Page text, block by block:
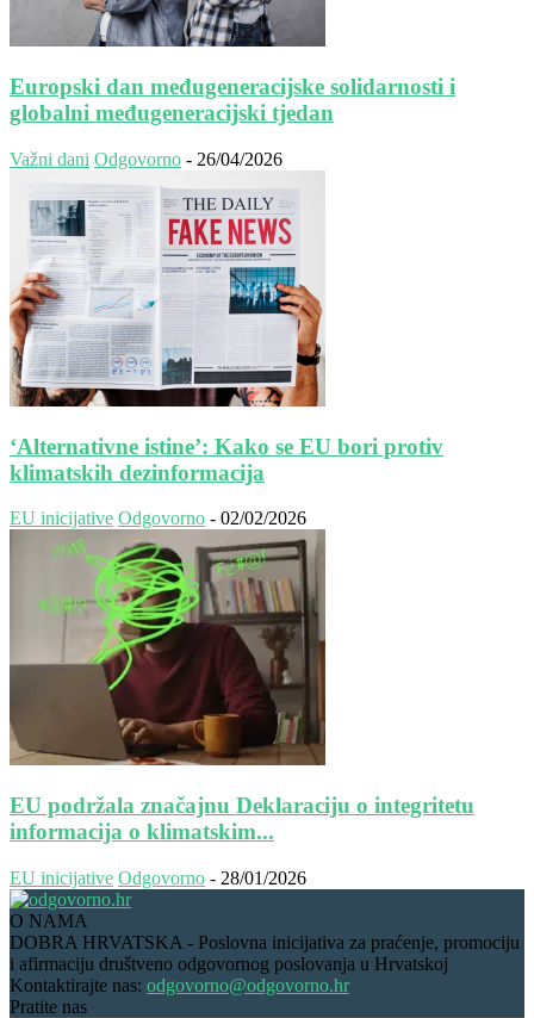
Europski dan međugeneracijske solidarnosti i
globalni međugeneracijski tjedan
Važni dani Odgovorno - 26/04/2026
‘Alternativne istine’: Kako se EU bori protiv
klimatskih dezinformacija
EU inicijative Odgovorno - 02/02/2026
EU podržala značajnu Deklaraciju o integritetu
informacija o klimatskim...
EU inicijative Odgovorno - 28/01/2026
O NAMA
DOBRA HRVATSKA - Poslovna inicijativa za praćenje, promociju
i afirmaciju društveno odgovornog poslovanja u Hrvatskoj
Kontaktirajte nas: odgovorno@odgovorno.hr
Pratite nas